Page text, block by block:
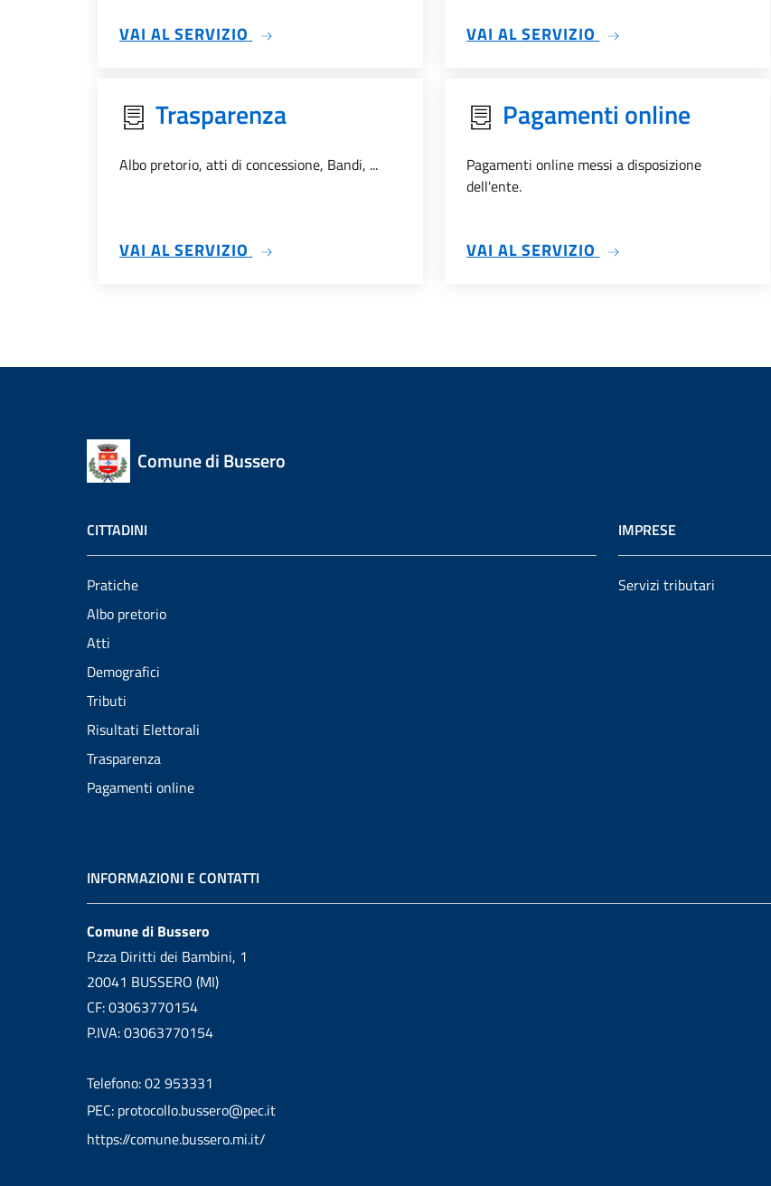
VAI AL SERVIZIO SU DEMOGRAFICI VAI AL SERVIZIO SU TRIBUTI
Trasparenza
Albo pretorio, atti di concessione, Bandi, ...
VAI AL SERVIZIO SU TRASPARENZA
Pagamenti online
Pagamenti online messi a disposizione
dell'ente.
VAI AL SERVIZIO SU PAGAMENTI ONLINE
Comune di Bussero
CITTADINI
Pratiche
Albo pretorio
Atti
Demografici
Tributi
Risultati Elettorali
Trasparenza
Pagamenti online
IMPRESE
Servizi tributari
INFORMAZIONI E CONTATTI
Comune di Bussero
P.zza Diritti dei Bambini, 1
20041 BUSSERO (MI)
CF: 03063770154
P.IVA: 03063770154
Telefono: 02 953331
PEC: protocollo.bussero@pec.it
https://comune.bussero.mi.it/